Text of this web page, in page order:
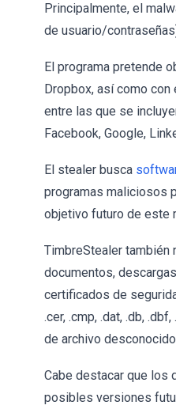
Principalmente, el
de usuario/
El programa pretende
Dropbox, así como
entre las que se
Facebook, Google,
El stealer busca
programas maliciosos
objetivo futuro de este
TimbreStealer también
documentos,
certificados de
.cer, .cmp, .dat, .db,
de archivo
Cabe destacar que los
posibles versiones